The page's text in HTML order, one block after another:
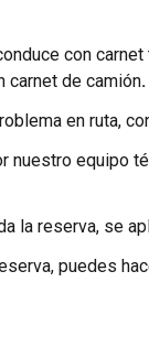
con
carnet de camión.
en ruta,
nuestro equipo
la reserva, se
puedes